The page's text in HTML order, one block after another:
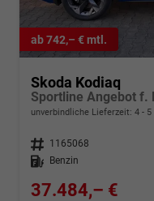
ab 742,– € mtl.
Skoda Kodiaq
unverbindliche Lieferzeit: 4 -
Fahrzeugnr. 1165068
Kraftstoff
Benzin
37.484,– €